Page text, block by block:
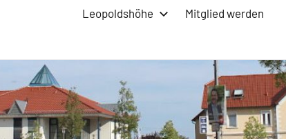
Leopoldshöhe Mitglied werden